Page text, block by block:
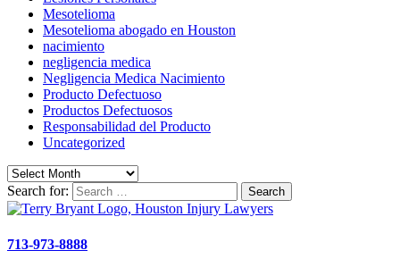
Mesotelioma
Mesotelioma abogado en Houston
nacimiento
negligencia medica
Negligencia Medica Nacimiento
Producto Defectuoso
Productos Defectuosos
Responsabilidad del Producto
Uncategorized
Search for:
713-973-8888